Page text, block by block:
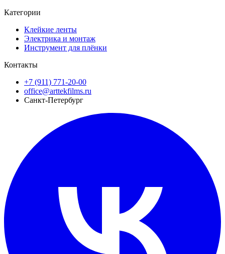
Категории
Клейкие ленты
Электрика и монтаж
Инструмент для плёнки
Контакты
+7 (911) 771-20-00
office@arttekfilms.ru
Санкт-Петербург